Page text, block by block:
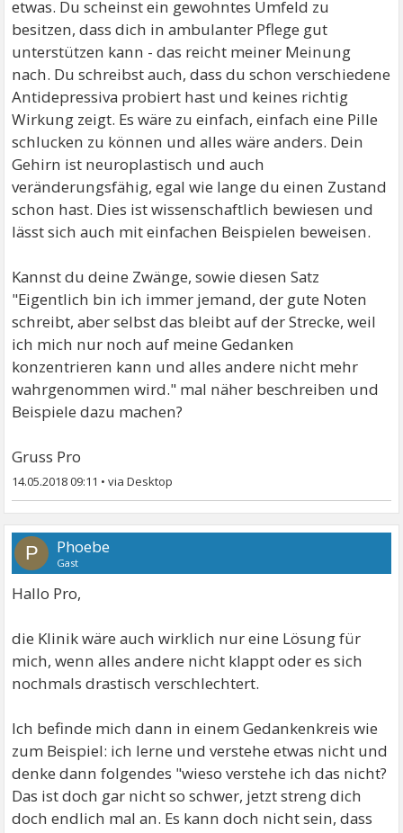
etwas. Du scheinst ein gewohntes Umfeld zu
besitzen, dass dich in ambulanter Pflege gut
unterstützen kann - das reicht meiner Meinung
nach. Du schreibst auch, dass du schon verschiedene
Antidepressiva probiert hast und keines richtig
Wirkung zeigt. Es wäre zu einfach, einfach eine Pille
schlucken zu können und alles wäre anders. Dein
Gehirn ist neuroplastisch und auch
veränderungsfähig, egal wie lange du einen Zustand
schon hast. Dies ist wissenschaftlich bewiesen und
lässt sich auch mit einfachen Beispielen beweisen.
Kannst du deine Zwänge, sowie diesen Satz
"Eigentlich bin ich immer jemand, der gute Noten
schreibt, aber selbst das bleibt auf der Strecke, weil
ich mich nur noch auf meine Gedanken
konzentrieren kann und alles andere nicht mehr
wahrgenommen wird." mal näher beschreiben und
Beispiele dazu machen?
Gruss Pro
14.05.2018 09:11 •
P Phoebe
Gast
Hallo Pro,
die Klinik wäre auch wirklich nur eine Lösung für
mich, wenn alles andere nicht klappt oder es sich
nochmals drastisch verschlechtert.
Ich befinde mich dann in einem Gedankenkreis wie
zum Beispiel: ich lerne und verstehe etwas nicht und
denke dann folgendes "wieso verstehe ich das nicht?
Das ist doch gar nicht so schwer, jetzt streng dich
doch endlich mal an. Es kann doch nicht sein, dass